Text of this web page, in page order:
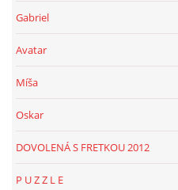
Gabriel
Avatar
Míša
Oskar
DOVOLENÁ S FRETKOU 2012
P U Z Z L E